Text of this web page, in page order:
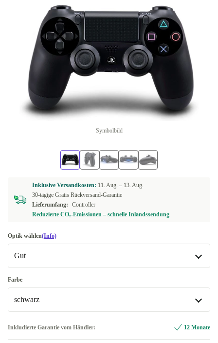
Symbolbild
Inklusive Versandkosten: 11. Aug. – 13. Aug.
30-tägige Gratis Rückversand-Garantie
Lieferumfang:
Controller
Reduzierte CO₂-Emissionen – schnelle Inlandssendung
Optik wählen(Info)
Gut
Gut
Sehr gut +9,50 €
Farbe
schwarz
Inkludierte Garantie vom Händler: 12 Monate